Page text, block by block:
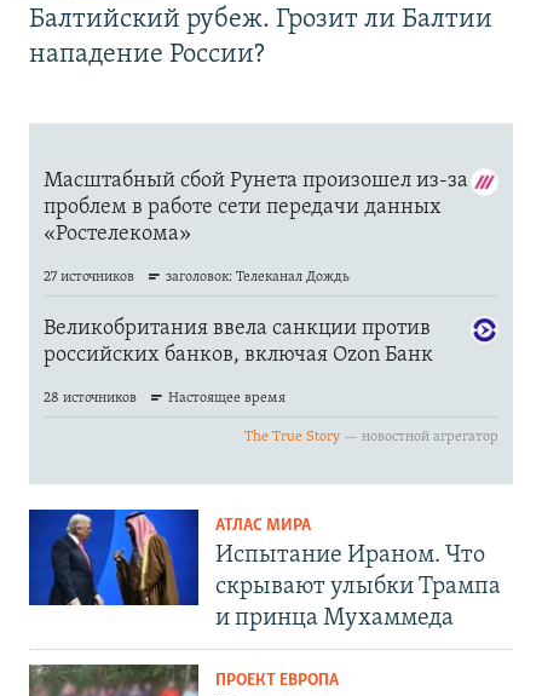
Балтийский рубеж. Грозит ли Балтии
нападение России?
АТЛАС МИРА
Испытание Ираном. Что
скрывают улыбки Трампа
и принца Мухаммеда
ПРОЕКТ ЕВРОПА